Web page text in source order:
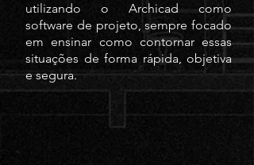
utilizando o Archicad como
software de projeto, sempre focado
em ensinar como contornar essas
situações de forma rápida, objetiva
e segura.